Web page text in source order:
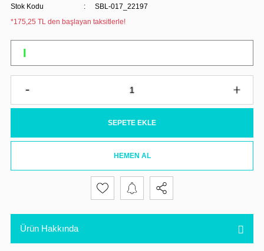
Stok Kodu
SBL-017_22197
*175,25 TL den başlayan taksitlerle!
SEPETE EKLE
HEMEN AL
Ürün Hakkında